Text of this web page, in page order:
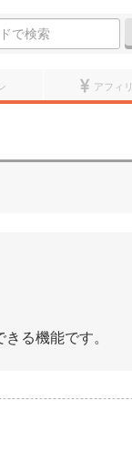
アフィリ
る機能です。